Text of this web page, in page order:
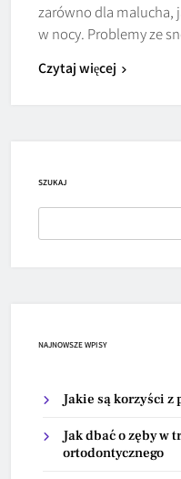
zarówno dla malucha,
w nocy. Problemy ze
Czytaj więcej
SZUKAJ
NAJNOWSZE WPISY
Jakie są korzyści
Jak dbać o zęby w
ortodontycznego